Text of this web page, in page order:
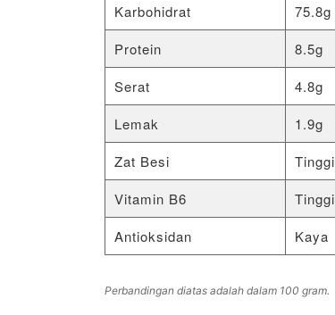
Karbohidrat
75.8g
Protein
8.5g
Serat
4.8g
Lemak
1.9g
Zat Besi
Tinggi
Vitamin B6
Tinggi
Antioksidan
Kaya
Perbandingan diatas adalah dalam 100 gram.